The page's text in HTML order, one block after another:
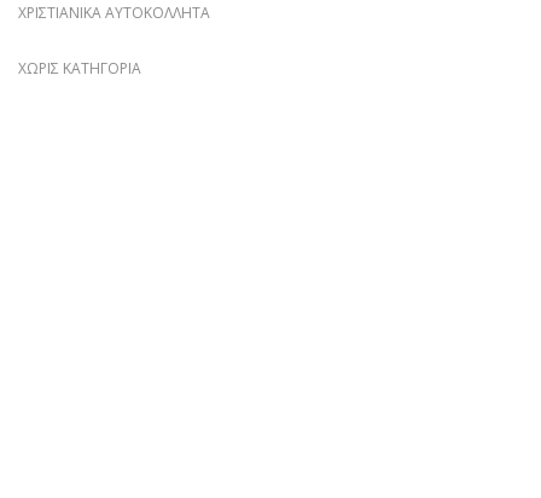
ΧΡΙΣΤΙΑΝΙΚΆ ΑΥΤΟΚΌΛΛΗΤΑ
ΧΩΡΊΣ ΚΑΤΗΓΟΡΊΑ